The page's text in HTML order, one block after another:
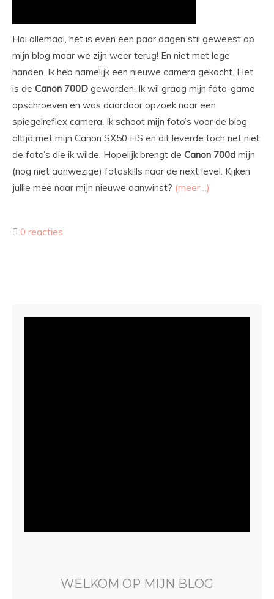
Hoi allemaal, het is even een paar dagen stil geweest op
mijn blog maar we zijn weer terug! En niet met lege
handen. Ik heb namelijk een nieuwe camera gekocht. Het
is de Canon 700D geworden. Ik wil graag mijn foto-game
opschroeven en was daardoor opzoek naar een
spiegelreflex camera. Ik schoot mijn foto’s voor de blog
altijd met mijn Canon SX50 HS en dit leverde toch net niet
de foto’s die ik wilde. Hopelijk brengt de Canon 700d mijn
(nog niet aanwezige) fotoskills naar de next level. Kijken
jullie mee naar mijn nieuwe aanwinst? (meer…)
0 reacties
WELKOM OP MIJN BLOG